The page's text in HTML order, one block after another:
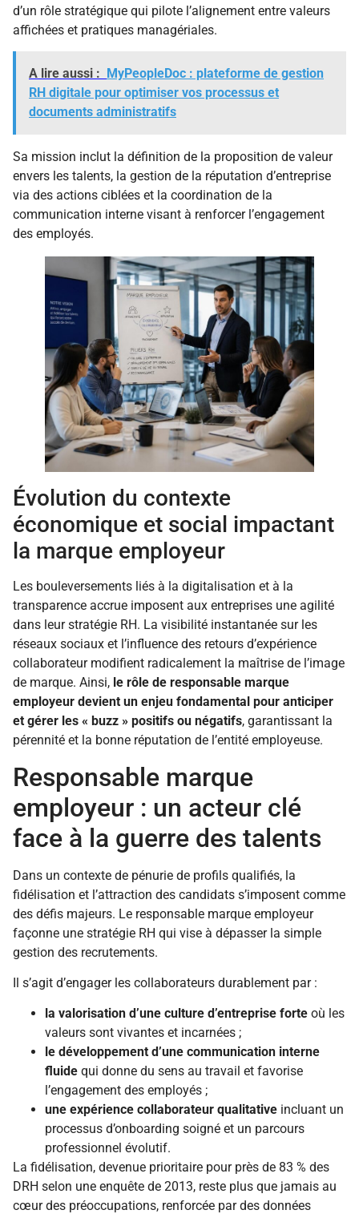
d’un rôle stratégique qui pilote l’alignement entre valeurs
affichées et pratiques managériales.
A lire aussi :
MyPeopleDoc : plateforme de gestion
RH digitale pour optimiser vos processus et
documents administratifs
Sa mission inclut la définition de la proposition de valeur
envers les talents, la gestion de la réputation d’entreprise
via des actions ciblées et la coordination de la
communication interne visant à renforcer l’engagement
des employés.
Évolution du contexte
économique et social impactant
la marque employeur
Les bouleversements liés à la digitalisation et à la
transparence accrue imposent aux entreprises une agilité
dans leur stratégie RH. La visibilité instantanée sur les
réseaux sociaux et l’influence des retours d’expérience
collaborateur modifient radicalement la maîtrise de l’image
de marque. Ainsi, le rôle de responsable marque
employeur devient un enjeu fondamental pour anticiper
et gérer les « buzz » positifs ou négatifs, garantissant la
pérennité et la bonne réputation de l’entité employeuse.
Responsable marque
employeur : un acteur clé
face à la guerre des talents
Dans un contexte de pénurie de profils qualifiés, la
fidélisation et l’attraction des candidats s’imposent comme
des défis majeurs. Le responsable marque employeur
façonne une stratégie RH qui vise à dépasser la simple
gestion des recrutements.
Il s’agit d’engager les collaborateurs durablement par :
la valorisation d’une culture d’entreprise forte où les
valeurs sont vivantes et incarnées ;
le développement d’une communication interne
fluide qui donne du sens au travail et favorise
l’engagement des employés ;
une expérience collaborateur qualitative incluant un
processus d’onboarding soigné et un parcours
professionnel évolutif.
La fidélisation, devenue prioritaire pour près de 83 % des
DRH selon une enquête de 2013, reste plus que jamais au
cœur des préoccupations, renforcée par des données